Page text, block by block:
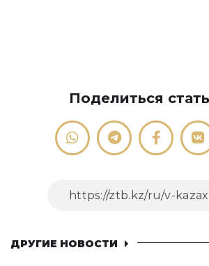
Поделиться
ДРУГИЕ НОВОСТИ